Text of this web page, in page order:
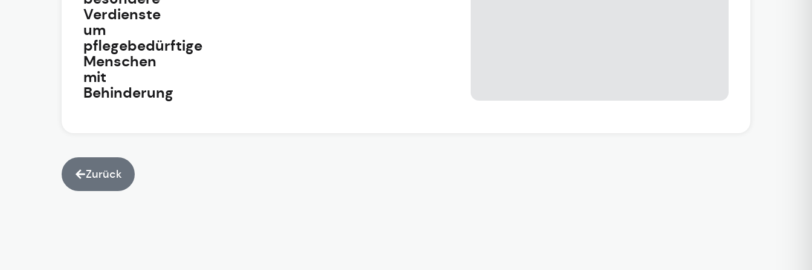
Verdienste
um
pflegebedürftige
Menschen
mit
Behinderung
Zurück